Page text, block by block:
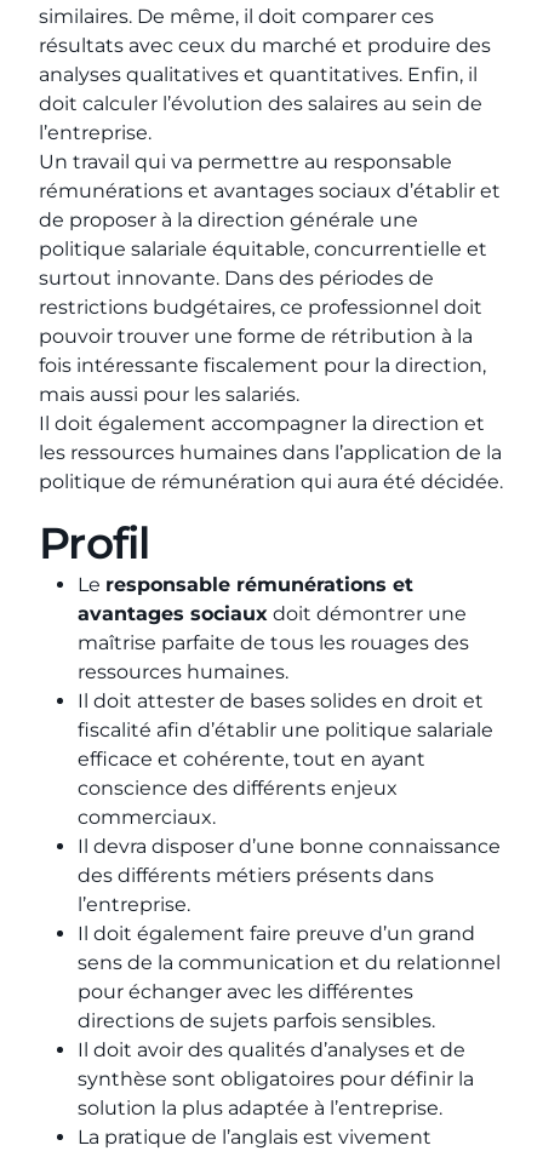
similaires. De même, il doit comparer ces
résultats avec ceux du marché et produire des
analyses qualitatives et quantitatives. Enfin, il
doit calculer l’évolution des salaires au sein de
l’entreprise.
Un travail qui va permettre au responsable
rémunérations et avantages sociaux d’établir et
de proposer à la direction générale une
politique salariale équitable, concurrentielle et
surtout innovante. Dans des périodes de
restrictions budgétaires, ce professionnel doit
pouvoir trouver une forme de rétribution à la
fois intéressante fiscalement pour la direction,
mais aussi pour les salariés.
Il doit également accompagner la direction et
les ressources humaines dans l’application de la
politique de rémunération qui aura été décidée.
Profil
Le responsable rémunérations et
avantages sociaux doit démontrer une
maîtrise parfaite de tous les rouages des
ressources humaines.
Il doit attester de bases solides en droit et
fiscalité afin d’établir une politique salariale
efficace et cohérente, tout en ayant
conscience des différents enjeux
commerciaux.
Il devra disposer d’une bonne connaissance
des différents métiers présents dans
l’entreprise.
Il doit également faire preuve d’un grand
sens de la communication et du relationnel
pour échanger avec les différentes
directions de sujets parfois sensibles.
Il doit avoir des qualités d’analyses et de
synthèse sont obligatoires pour définir la
solution la plus adaptée à l’entreprise.
La pratique de l’anglais est vivement